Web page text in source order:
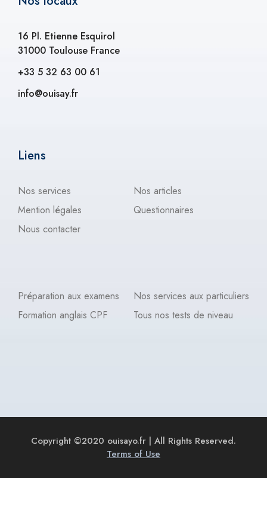
16 Pl. Etienne Esquirol
31000 Toulouse France
+33 5 32 63 00 61
info@ouisay.fr
Liens
Nos services
Nos articles
Mention légales
Questionnaires
Nous contacter
Préparation aux examens
Nos services aux particuliers
Formation anglais CPF
Tous nos tests de niveau
Copyright ©2020 ouisayo.fr | All Rights Reserved.
Terms of Use